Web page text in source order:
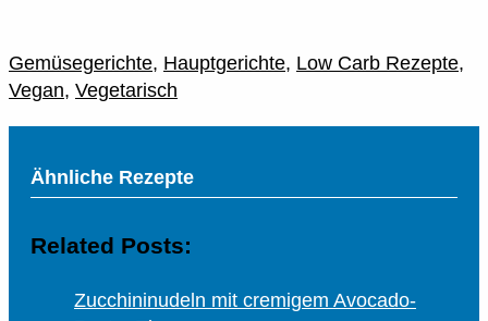
Gemüsegerichte, Hauptgerichte, Low Carb Rezepte,
Vegan, Vegetarisch
Ähnliche Rezepte
Related Posts:
Zucchininudeln mit cremigem Avocado-